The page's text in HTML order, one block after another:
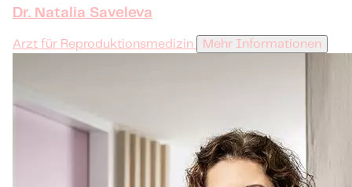
Dr. Natalia Saveleva
Arzt für Reproduktionsmedizin Mehr Informationen